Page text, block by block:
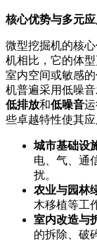
核心优势与多元
微型挖掘机的核
机相比，它的体
室内空间或敏感
机普遍采用低噪
低排放和低噪音
些卓越特性使其
城市基础设
电、气、通
扰。
农业与园林
木移植等工
室内改造与
的拆除、破